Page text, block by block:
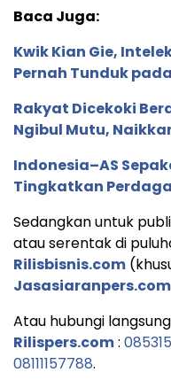
Baca Juga:
Kwik Kian Gie,
Pernah Tunduk
Rakyat Dicekoki
Ngibul Mutu,
Indonesia–AS
Tingkatkan
Sedangkan untuk
atau serentak di
Rilisbisnis.com
Jasasiaranpers.com
Atau hubungi
Rilispers.com:
08111157788.